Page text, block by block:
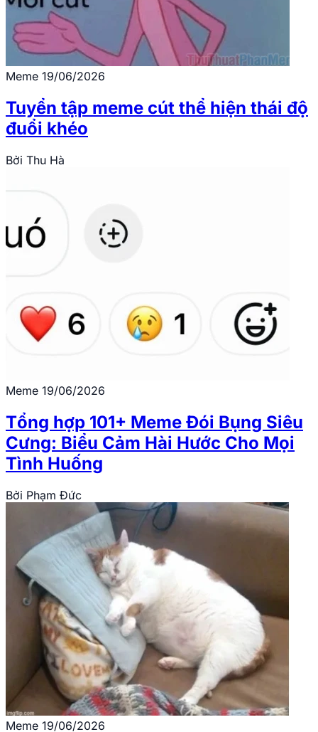
Meme 19/06/2026
Tuyển tập meme cút thể hiện thái độ
đuổi khéo
Bởi Thu Hà
Meme 19/06/2026
Tổng hợp 101+ Meme Đói Bụng Siêu
Cưng: Biểu Cảm Hài Hước Cho Mọi
Tình Huống
Bởi Phạm Đức
Meme 19/06/2026